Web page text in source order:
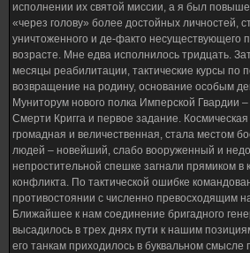
исполнении их святой миссии, а я был
«через голову» более достойных личностей,
уничтоженного и де-факто несуществующего
возрасте. Мне едва исполнилось тридцать.
месяцы реабилитации, тактические курсы
возвращение на родину, основание особым
Муниторум нового полка Имперской Гвардии
Смерти Кригга и первое задание.
громадная и величественная, стала местом
людей – новейший, слабо вооруженный и
непростительной спешке загнали прямиком в
конфликта. По тактической ошибке
противостоянии с численно превосходящим
Ближайшее к нам соединение бригадного
высадилось в трех днях пути к нашим
его танкам приходилось в буквальном смысле